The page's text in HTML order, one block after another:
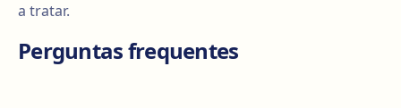
a tratar.
Perguntas frequentes